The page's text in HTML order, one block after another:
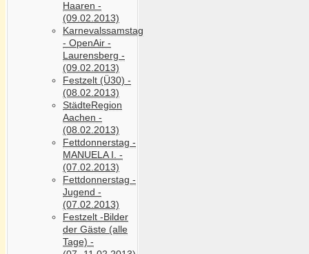
Haaren -
(09.02.2013)
Karnevalssamstag
- OpenAir -
Laurensberg -
(09.02.2013)
Festzelt (Ü30) -
(08.02.2013)
StädteRegion
Aachen -
(08.02.2013)
Fettdonnerstag -
MANUELA I. -
(07.02.2013)
Fettdonnerstag -
Jugend -
(07.02.2013)
Festzelt -Bilder
der Gäste (alle
Tage) -